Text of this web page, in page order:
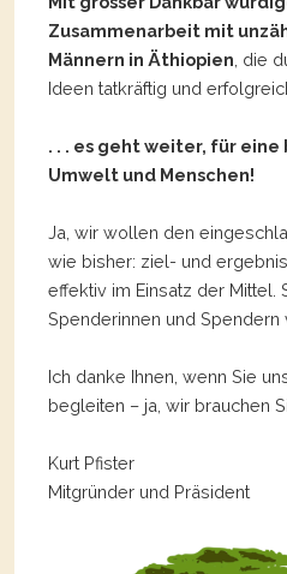
Zusammenarbeit mit
Männern in Äthiopien , die
Ideen tatkräftig und
. . . es geht weiter, für eine
Umwelt und Menschen!
Ja, wir wollen den
wie bisher: ziel- und
effektiv im Einsatz der Mittel.
Spenderinnen und Spendern
Ich danke Ihnen, wenn Sie
begleiten – ja, wir brauchen
Kurt Pfister
Mitgründer und Präsident